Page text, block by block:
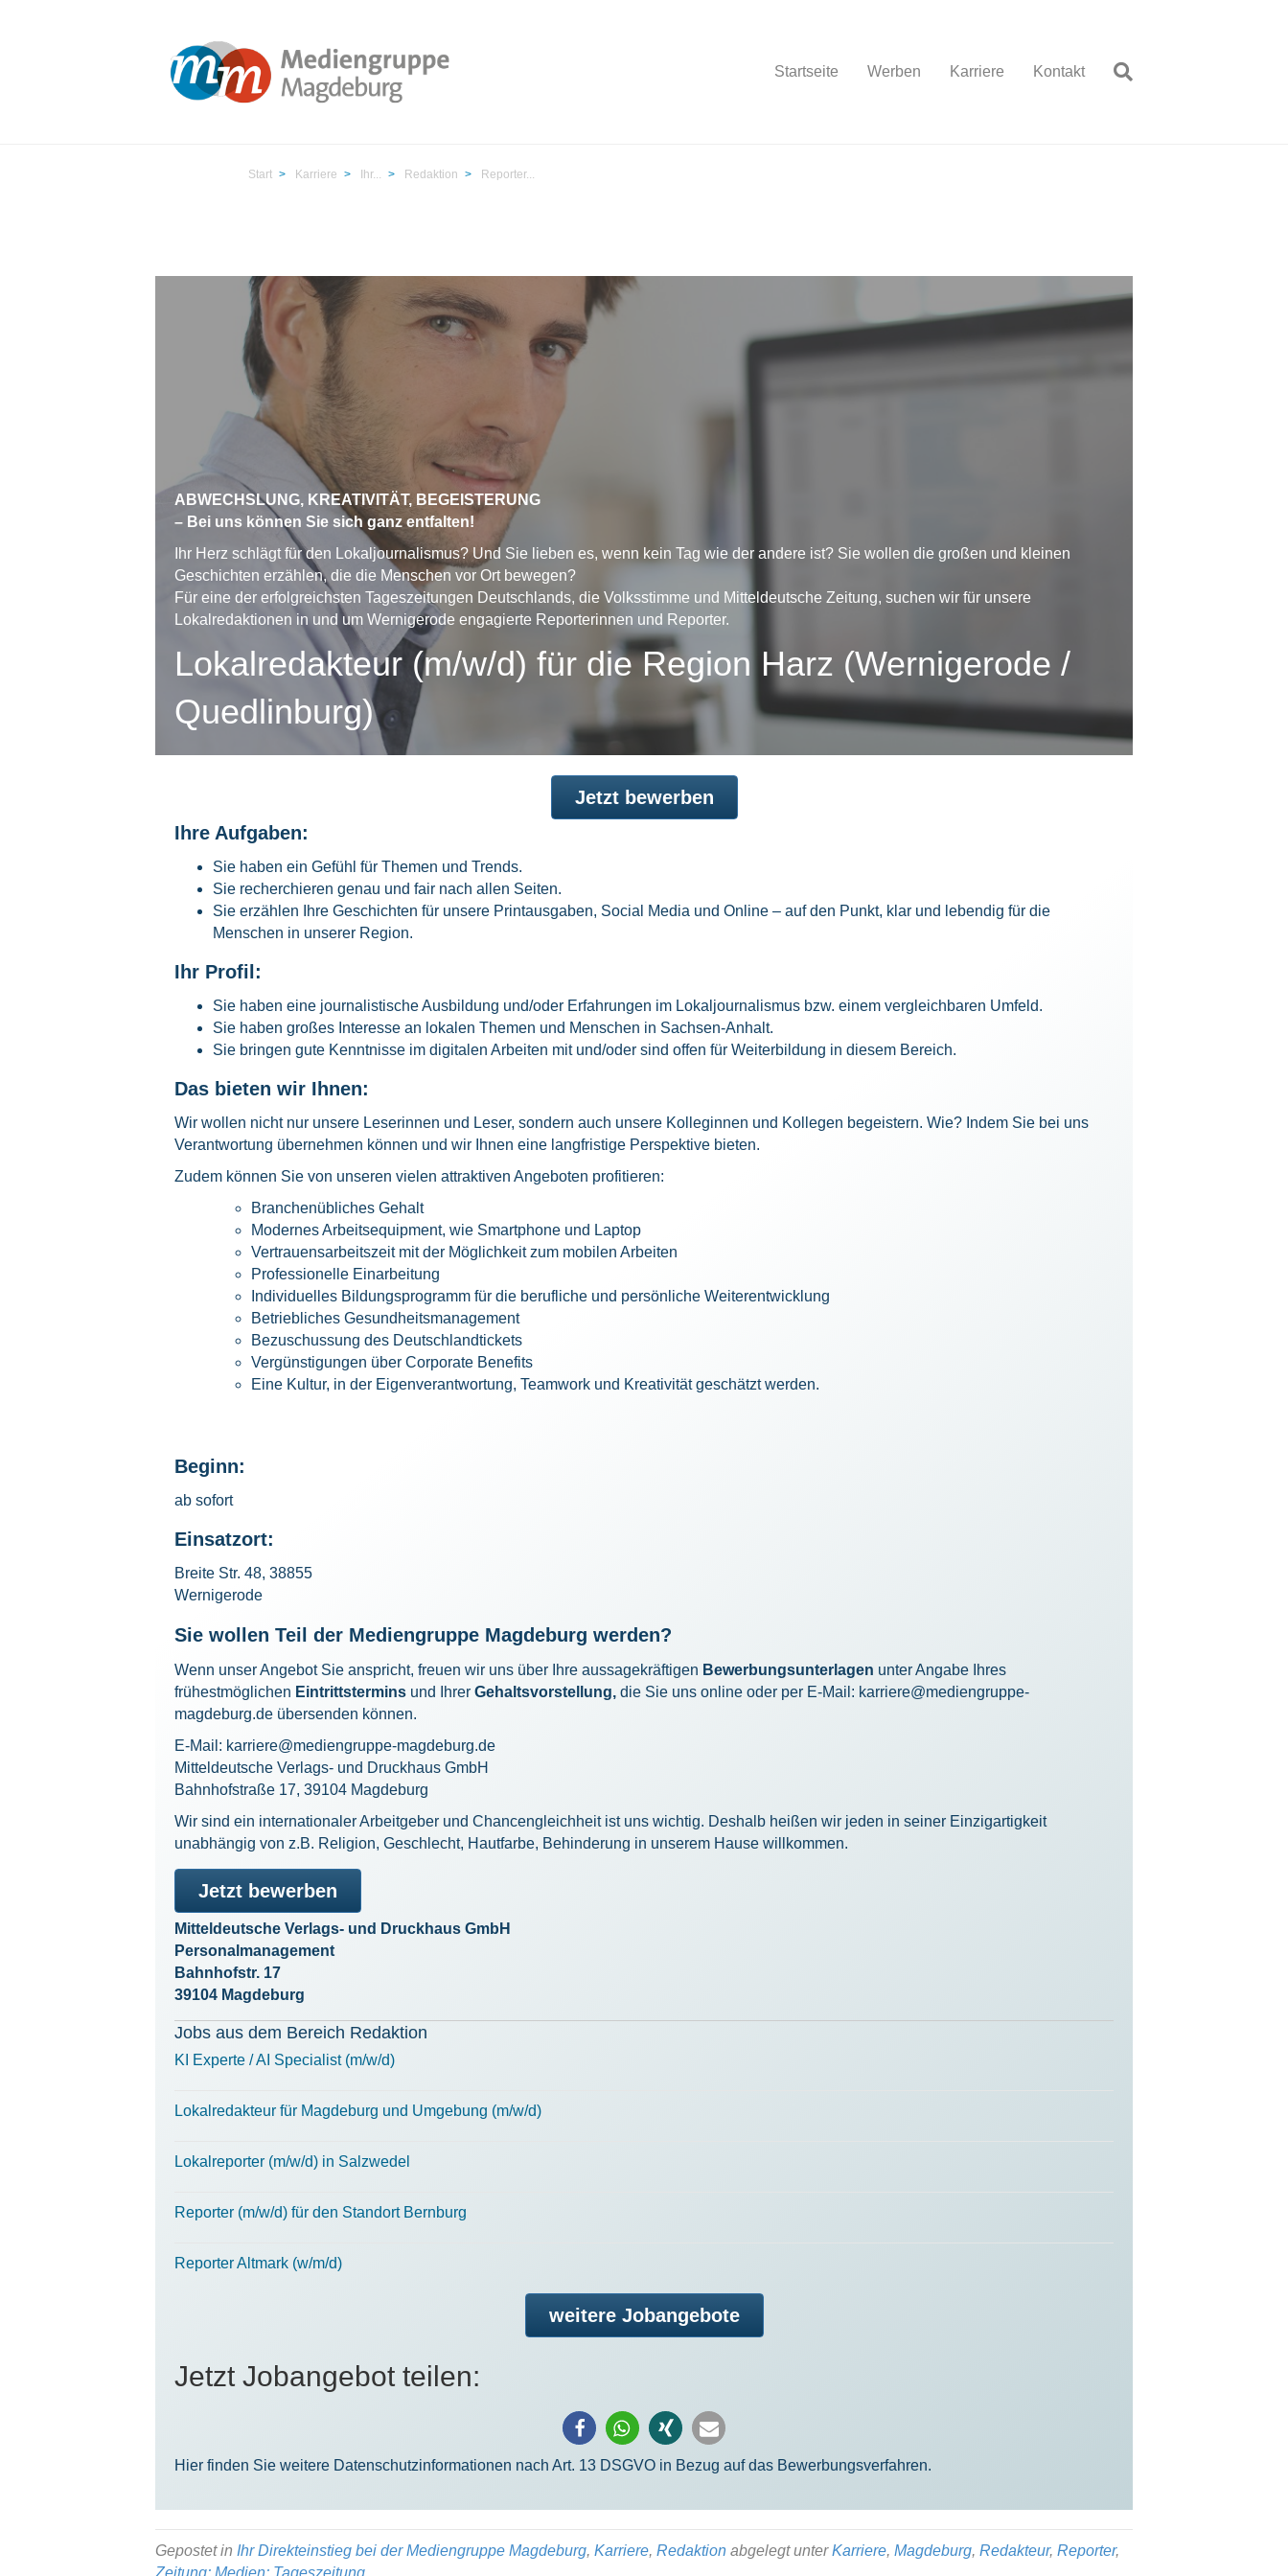
Startseite Werben Karriere Kontakt
Start > Karriere > Ihr... > Redaktion > Reporter...
ABWECHSLUNG, KREATIVITÄT, BEGEISTERUNG
– Bei uns können Sie sich ganz entfalten!
Ihr Herz schlägt für den Lokaljournalismus? Und Sie lieben es, wenn kein Tag wie der andere ist? Sie wollen die großen und kleinen
Geschichten erzählen, die die Menschen vor Ort bewegen?
Für eine der erfolgreichsten Tageszeitungen Deutschlands, die Volksstimme und Mitteldeutsche Zeitung, suchen wir für unsere
Lokalredaktionen in und um Wernigerode engagierte Reporterinnen und Reporter.
Lokalredakteur (m/w/d) für die Region Harz (Wernigerode /
Quedlinburg)
Jetzt bewerben
Ihre Aufgaben:
Sie haben ein Gefühl für Themen und Trends.
Sie recherchieren genau und fair nach allen Seiten.
Sie erzählen Ihre Geschichten für unsere Printausgaben, Social Media und Online – auf den Punkt, klar und lebendig für die
Menschen in unserer Region.
Ihr Profil:
Sie haben eine journalistische Ausbildung und/oder Erfahrungen im Lokaljournalismus bzw. einem vergleichbaren Umfeld.
Sie haben großes Interesse an lokalen Themen und Menschen in Sachsen-Anhalt.
Sie bringen gute Kenntnisse im digitalen Arbeiten mit und/oder sind offen für Weiterbildung in diesem Bereich.
Das bieten wir Ihnen:
Wir wollen nicht nur unsere Leserinnen und Leser, sondern auch unsere Kolleginnen und Kollegen begeistern. Wie? Indem Sie bei uns
Verantwortung übernehmen können und wir Ihnen eine langfristige Perspektive bieten.
Zudem können Sie von unseren vielen attraktiven Angeboten profitieren:
Branchenübliches Gehalt
Modernes Arbeitsequipment, wie Smartphone und Laptop
Vertrauensarbeitszeit mit der Möglichkeit zum mobilen Arbeiten
Professionelle Einarbeitung
Individuelles Bildungsprogramm für die berufliche und persönliche Weiterentwicklung
Betriebliches Gesundheitsmanagement
Bezuschussung des Deutschlandtickets
Vergünstigungen über Corporate Benefits
Eine Kultur, in der Eigenverantwortung, Teamwork und Kreativität geschätzt werden.
Beginn:
ab sofort
Einsatzort:
Breite Str. 48, 38855
Wernigerode
Sie wollen Teil der Mediengruppe Magdeburg werden?
Wenn unser Angebot Sie anspricht, freuen wir uns über Ihre aussagekräftigen Bewerbungsunterlagen unter Angabe Ihres
frühestmöglichen Eintrittstermins und Ihrer Gehaltsvorstellung, die Sie uns online oder per E-Mail: karriere@mediengruppe-
magdeburg.de übersenden können.
E-Mail: karriere@mediengruppe-magdeburg.de
Mitteldeutsche Verlags- und Druckhaus GmbH
Bahnhofstraße 17, 39104 Magdeburg
Wir sind ein internationaler Arbeitgeber und Chancengleichheit ist uns wichtig. Deshalb heißen wir jeden in seiner Einzigartigkeit
unabhängig von z.B. Religion, Geschlecht, Hautfarbe, Behinderung in unserem Hause willkommen.
Jetzt bewerben
Mitteldeutsche Verlags- und Druckhaus GmbH
Personalmanagement
Bahnhofstr. 17
39104 Magdeburg
Jobs aus dem Bereich Redaktion
KI Experte / AI Specialist (m/w/d)
Lokalredakteur für Magdeburg und Umgebung (m/w/d)
Lokalreporter (m/w/d) in Salzwedel
Reporter (m/w/d) für den Standort Bernburg
Reporter Altmark (w/m/d)
weitere Jobangebote
Jetzt Jobangebot teilen:
Hier finden Sie weitere Datenschutzinformationen nach Art. 13 DSGVO in Bezug auf das Bewerbungsverfahren.
Gepostet in Ihr Direkteinstieg bei der Mediengruppe Magdeburg, Karriere, Redaktion abgelegt unterKarriere, Magdeburg, Redakteur, Reporter,
Zeitung; Medien; Tageszeitung